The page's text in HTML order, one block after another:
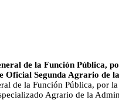
de la Función Pública,
Segunda Agrario de
de la Función Pública, por
Agrario de la